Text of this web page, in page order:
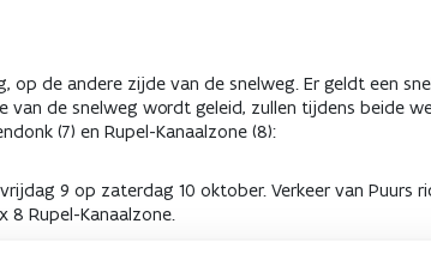
de andere zijde van de snelweg. Er geldt een
de snelweg wordt geleid, zullen tijdens beide
(7) en Rupel-Kanaalzone (8):
9 op zaterdag 10 oktober. Verkeer van Puurs
Rupel-Kanaalzone.
9 oktober tot en met zondag 11